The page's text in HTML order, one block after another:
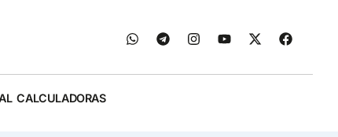
CALCULADORAS